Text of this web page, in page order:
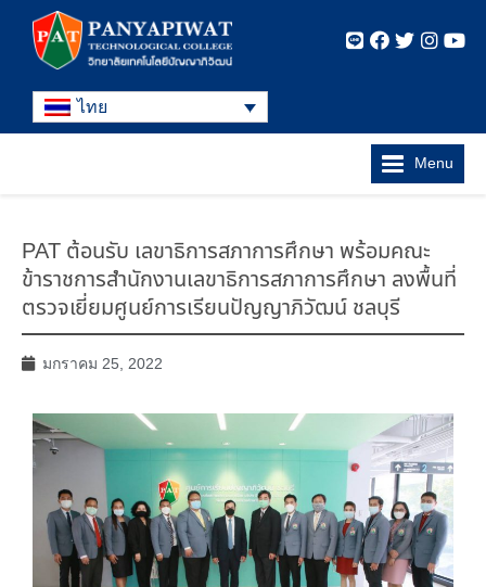
ไทย
Menu
PAT ต้อนรับ เลขาธิการสภาการศึกษา พร้อมคณะ
ข้าราชการสำนักงานเลขาธิการสภาการศึกษา ลงพื้นที่
ตรวจเยี่ยมศูนย์การเรียนปัญญาภิวัฒน์ ชลบุรี
มกราคม 25, 2022